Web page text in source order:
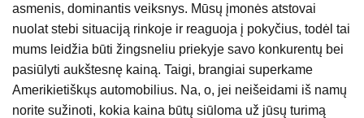
asmenis, dominantis veiksnys. Mūsų įmonės atstovai
nuolat stebi situaciją rinkoje ir reaguoja į pokyčius, todėl tai
mums leidžia būti žingsneliu priekyje savo konkurentų bei
pasiūlyti aukštesnę kainą. Taigi, brangiai superkame
Amerikietiškųs automobilius. Na, o, jei neišeidami iš namų
norite sužinoti, kokia kaina būtų siūloma už jūsų turimą